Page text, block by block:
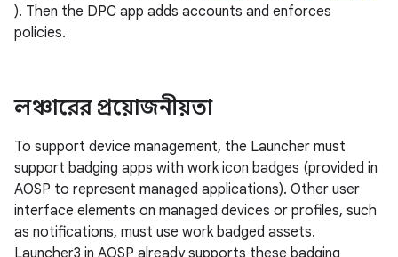
). Then the DPC app adds accounts and enforces
policies.
লঞ্চারের প্রয়োজনীয়তা
To support device management, the Launcher must
support badging apps with work icon badges (provided in
AOSP to represent managed applications). Other user
interface elements on managed devices or profiles, such
as notifications, must use work badged assets.
Launcher3 in AOSP already supports these badging